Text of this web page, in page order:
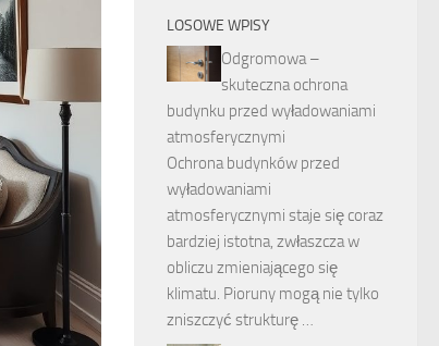
LOSOWE WPISY
Odgromowa –
skuteczna ochrona
budynku przed wyładowaniami
atmosferycznymi
Ochrona budynków przed
wyładowaniami
atmosferycznymi staje się coraz
bardziej istotna, zwłaszcza w
obliczu zmieniającego się
klimatu. Pioruny mogą nie tylko
zniszczyć strukturę …